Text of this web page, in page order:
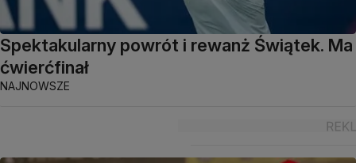
Spektakularny powrót i rewanż Świątek. Ma
ćwierćfinał
NAJNOWSZE